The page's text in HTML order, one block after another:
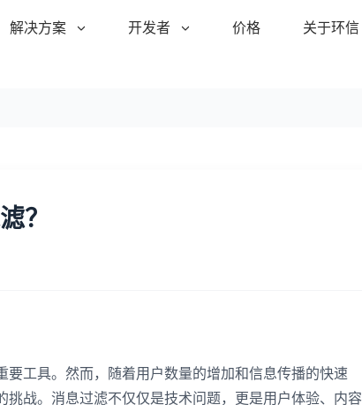
解决方案 开发者 价格 关于环信
？
工具。然而，随着用户数量的增加和信息传播的快速
战。消息过滤不仅仅是技术问题，更是用户体验、内容